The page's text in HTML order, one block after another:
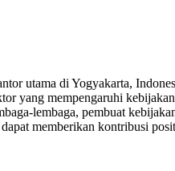
utama di Yogyakarta,
yang mempengaruhi
lembaga, pembuat
memberikan kontribusi